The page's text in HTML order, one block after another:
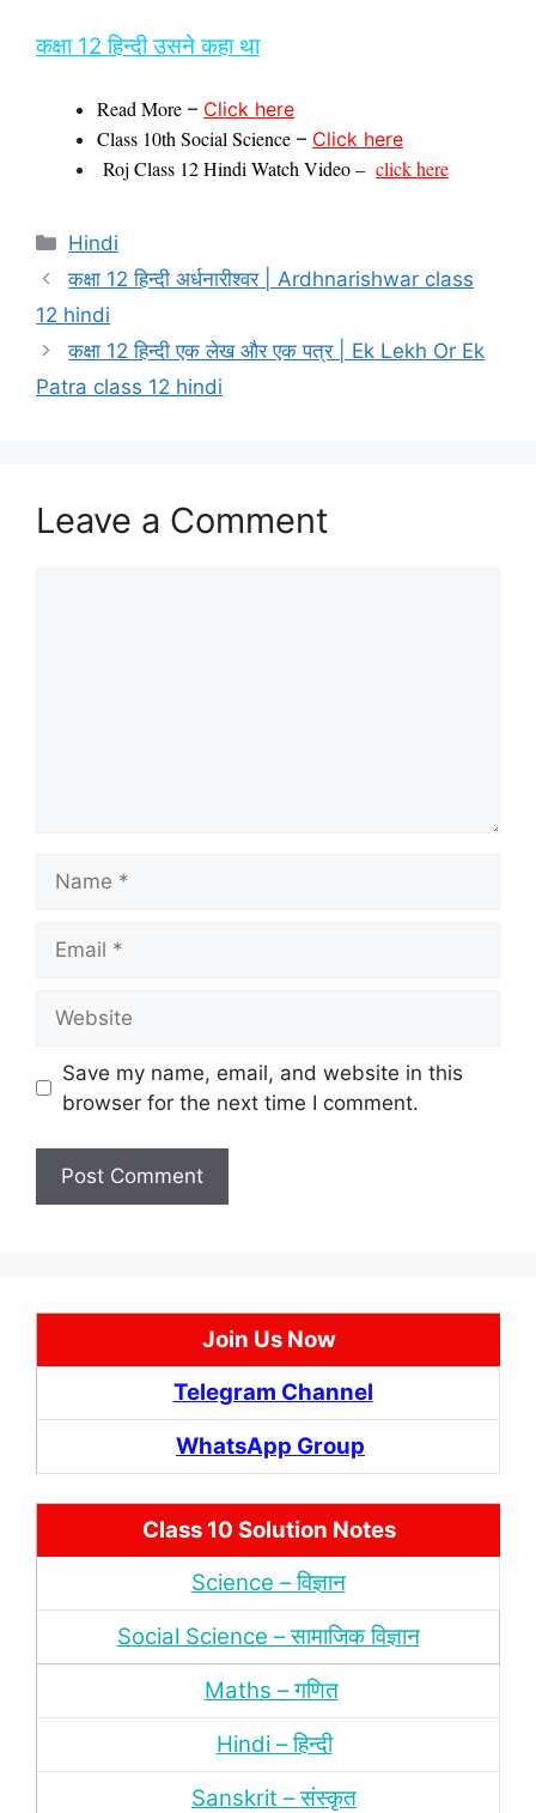
कक्षा 12 हिन्‍दी उसने कहा था
Read More – Click here
Class 10th Social Science – Click here
Roj Class 12 Hindi Watch Video – click here
Categories
Hindi
कक्षा 12 हिन्‍दी अर्धनारीश्‍वर | Ardhnarishwar class
12 hindi
कक्षा 12 हिन्‍दी एक लेख और एक पत्र | Ek Lekh Or Ek
Patra class 12 hindi
Leave a Comment
Save my name, email, and website in this
browser for the next time I comment.
Join Us Now
Telegram Channel
WhatsApp Group
Class 10 Solution Notes
Science – विज्ञान
Social Science – सामाजिक विज्ञान
Maths – गणित
Hindi – हिन्‍दी
Sanskrit – संस्‍कृत